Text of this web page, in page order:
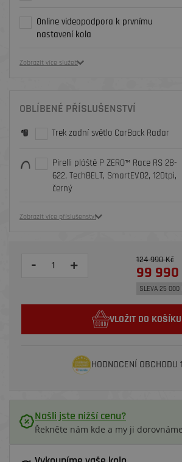
Online videopodpora k prvnímu
nastavení kola
Zobrazit více služeb
OBLÍBENÉ PŘÍSLUŠENSTVÍ
Trek zadní světlo CarBack Radar
Pirelli pláště P ZERO™ Race RS 28-
622, TechBELT, SmartEVO2, 120tpi,
černý
Zobrazit více příslušenství
- + 124 990 Kč
99 990
SLEVA 25 000
VLOŽIT DO KOŠÍKU
HODNOCENÍ OBCHODU
Našli jste nižší cenu?
Řekněte nám kde a my ji